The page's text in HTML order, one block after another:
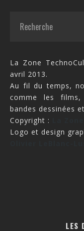
La Zone
avril 2013.
Au fil du temps,
comme les
bandes dessinées
Copyright :
Logo et design
LES